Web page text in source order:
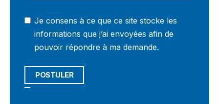
Je consens à ce que ce site stocke les
informations que j’ai envoyées afin de
pouvoir répondre à ma demande.
POSTULER